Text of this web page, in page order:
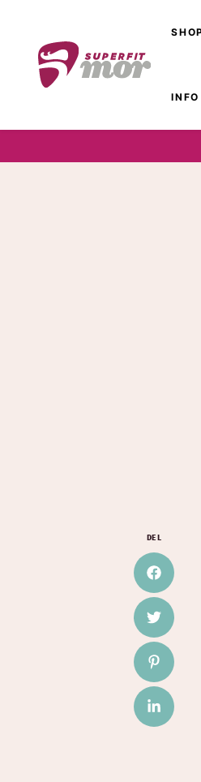
INFO
DEL
Del på
Del på
Del på
Del på